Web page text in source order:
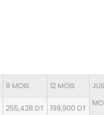
9 MOIS
255,428 DT
12 MOIS
199,900 DT